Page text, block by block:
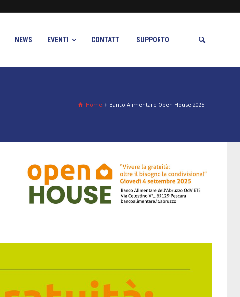
NEWS EVENTI CONTATTI SUPPORTO
Home Banco Alimentare Open House 2025